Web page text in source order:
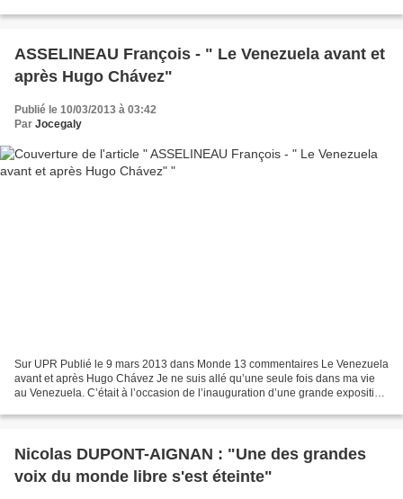
ASSELINEAU François - " Le Venezuela avant et
après Hugo Chávez"
Publié le 10/03/2013 à 03:42
Par Jocegaly
Sur UPR Publié le 9 mars 2013 dans Monde 13 commentaires Le Venezuela
avant et après Hugo Chávez Je ne suis allé qu’une seule fois dans ma vie
au Venezuela. C’était à l’occasion de l’inauguration d’une grande exposition
Nicolas DUPONT-AIGNAN : "Une des grandes
voix du monde libre s'est éteinte"